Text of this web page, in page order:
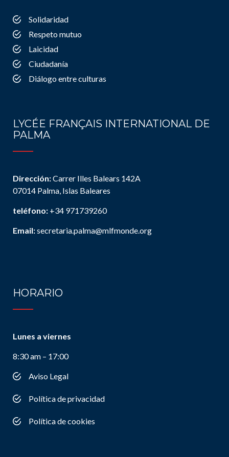
Solidaridad
Respeto mutuo
Laicidad
Ciudadanía
Diálogo entre culturas
LYCÉE FRANÇAIS INTERNATIONAL DE
PALMA
Dirección:Carrer Illes Balears 142A
07014 Palma, Islas Baleares
teléfono: +34 971739260
Email:secretaria.palma@mlfmonde.org
HORARIO
Lunes a viernes
8:30 am – 17:00
Aviso Legal
Política de privacidad
Política de cookies